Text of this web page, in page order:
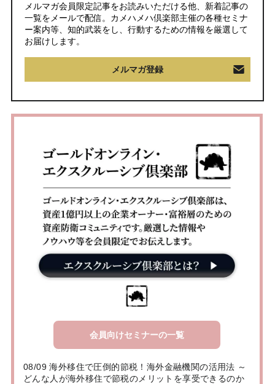
メルマガ会員限定記事をお読みいただける他、新着記事の
一覧をメールで配信。カメハメハ倶楽部主催の各種セミナ
ー案内等、知的武装をし、行動するための情報を厳選して
お届けします。
メルマガ登録
会員向けセミナーの一覧
08/09 海外移住で圧倒的節税！海外金融機関の活用法 ～
どんな人が海外移住で節税のメリットを享受できるのか